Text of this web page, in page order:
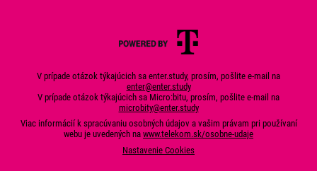
V prípade otázok týkajúcich sa enter.study, prosím, pošlite e-mail na
enter@enter.study
V prípade otázok týkajúcich sa Micro:bitu, prosím, pošlite e-mail na
microbity@enter.study
Viac informácií k spracúvaniu osobných údajov a vašim právam pri používaní
webu je uvedených na www.telekom.sk/osobne-udaje
Nastavenie Cookies